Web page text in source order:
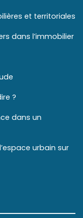
et territoriales
dans l’immobilier
?
dans un
urbain sur